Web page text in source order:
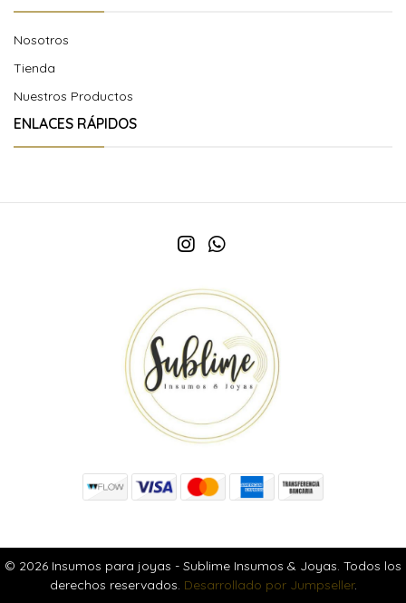
Nosotros
Tienda
Nuestros Productos
ENLACES RÁPIDOS
© 2026 Insumos para joyas - Sublime Insumos & Joyas. Todos los
derechos reservados. Desarrollado por Jumpseller.